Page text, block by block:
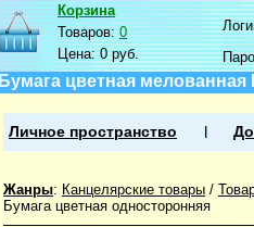
Корзина
Товаров:0
Цена:0 руб.
Бумага цветная
Личное пространство
Жанры: Канцелярские товары /
Бумага цветная односторонняя